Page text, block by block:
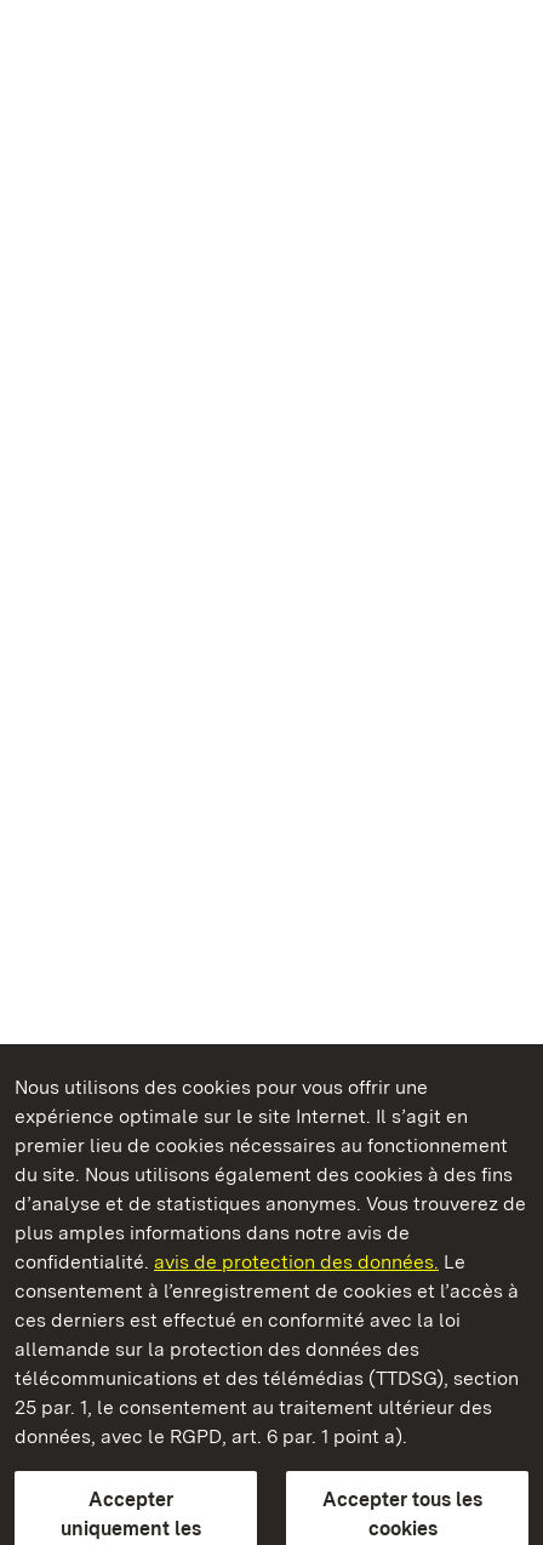
Nous utilisons des cookies pour vous offrir une
expérience optimale sur le site Internet. Il s’agit en
premier lieu de cookies nécessaires au fonctionnement
du site. Nous utilisons également des cookies à des fins
d’analyse et de statistiques anonymes. Vous trouverez de
plus amples informations dans notre avis de
confidentialité. avis de protection des données. Le
consentement à l’enregistrement de cookies et l’accès à
ces derniers est effectué en conformité avec la loi
allemande sur la protection des données des
télécommunications et des télémédias (TTDSG), section
25 par. 1, le consentement au traitement ultérieur des
données, avec le RGPD, art. 6 par. 1 point a).
Accepter
uniquement les
Accepter tous les
cookies
Châteaux et jardins publics du Bade-Wurtemberg
Monastère et Château de Bebenhausen
Châteaux et jardins publics du Bade-Wurtemberg
Contact et informationsFAQ et réponsesMentions légales
Protection des données
Explications sur l’accessibilité
BITV-konform (geprüfte Seiten)
plus loin